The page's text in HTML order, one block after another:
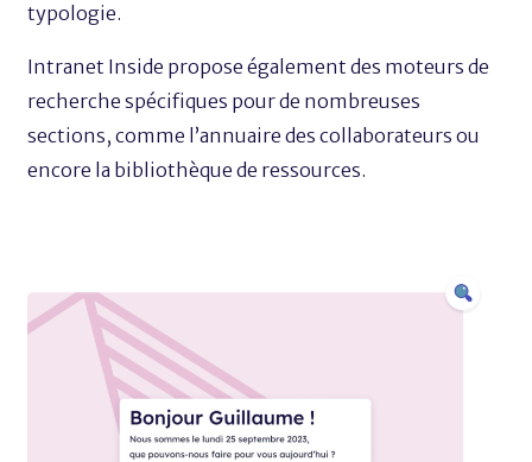
typologie.
Intranet Inside propose également des moteurs de
recherche spécifiques pour de nombreuses
sections, comme l’annuaire des collaborateurs ou
encore la bibliothèque de ressources.